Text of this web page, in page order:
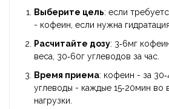
Выберите цель: если
- кофеин, если нужна
Расчитайте дозу: 3‑6мг
веса, 30‑60г углеводов за час.
Время приема: кофеин - за
углеводы - каждые 15‑20мин во
нагрузки.